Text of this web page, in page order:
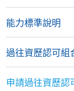
能力標準說明
過往資歷認可組
申請過往資歷認